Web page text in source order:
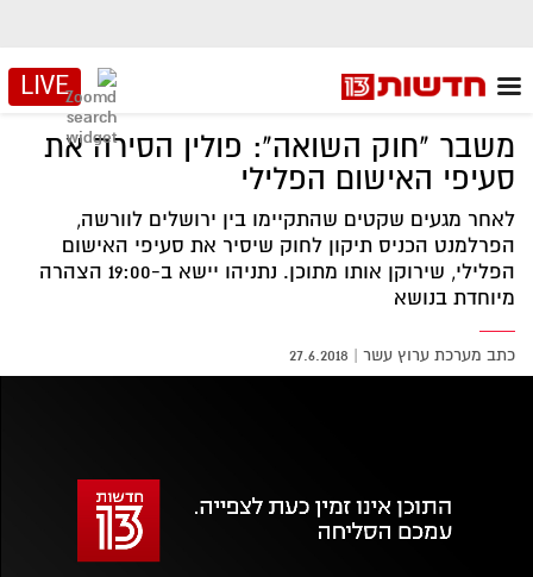
LIVE
משבר "חוק השואה": פולין הסירה את
סעיפי האישום הפלילי
לאחר מגעים שקטים שהתקיימו בין ירושלים לוורשה,
הפרלמנט הכניס תיקון לחוק שיסיר את סעיפי האישום
הפלילי, שירוקן אותו מתוכן. נתניהו יישא ב-19:00 הצהרה
מיוחדת בנושא
כתב מערכת ערוץ עשר |
27.6.2018